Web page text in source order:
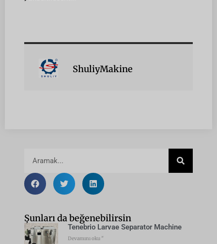
ShuliyMakine
Şunları da beğenebilirsin
Tenebrio Larvae Separator Machine
Devamını oku "